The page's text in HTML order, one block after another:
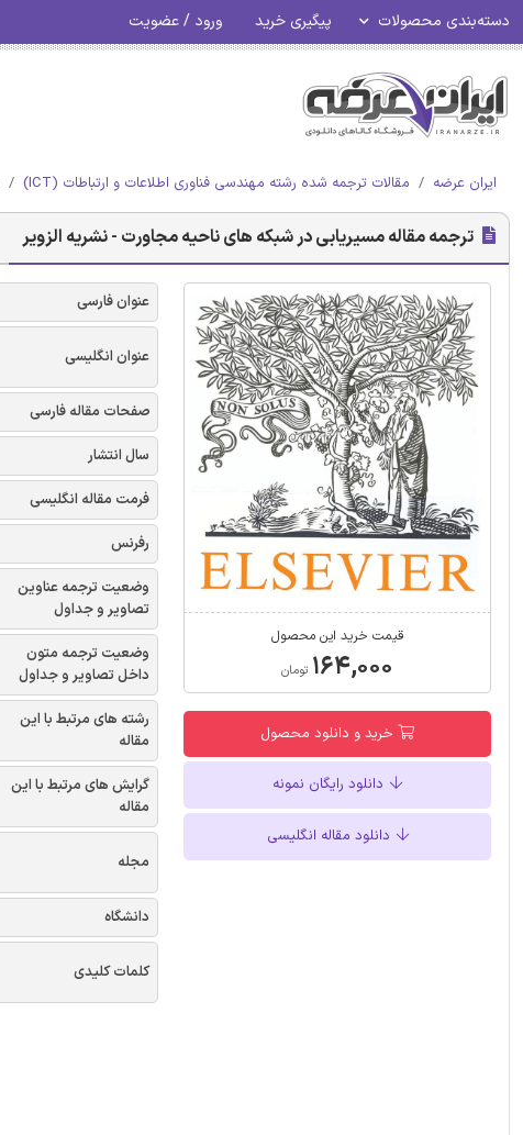
دسته‌بندی محصولات پیگیری خرید ورود / عضویت
ایران عرضه مقالات ترجمه شده رشته مهندسی فناوری اطلاعات و ارتباطات (ICT)
ترجمه مقاله مسیریابی در شبکه های ناحیه مجاورت - نشریه الزویر
قیمت خرید این محصول
۱۶۴,۰۰۰ تومان
خرید و دانلود محصول
دانلود رایگان نمونه
دانلود مقاله انگلیسی
عنوان فارسی
عنوان انگلیسی
صفحات مقاله فارسی
سال انتشار
فرمت مقاله انگلیسی
رفرنس
وضعیت ترجمه عناوین
تصاویر و جداول
وضعیت ترجمه متون
داخل تصاویر و جداول
رشته های مرتبط با این
مقاله
گرایش های مرتبط با این
مقاله
مجله
دانشگاه
کلمات کلیدی